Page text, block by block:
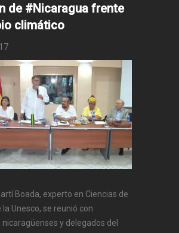
de #Nicaragua frente
climático
Boada, experto en Ciencias de
la Unesco, se reunió con
nicaragüenses y delegados del